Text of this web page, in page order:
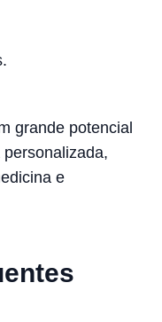
grande potencial
e